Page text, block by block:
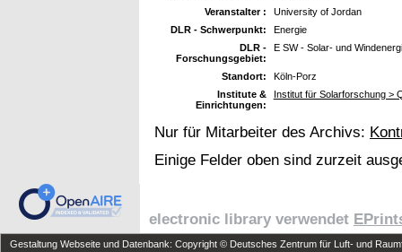
Veranstalter :
University of Jordan
DLR - Schwerpunkt:
Energie
DLR -
Forschungsgebiet:
E SW - Solar- und
Standort:
Köln-Porz
Institute &
Einrichtungen:
Institut für Solarforschung >
Nur für Mitarbeiter des Archivs:
Einige Felder oben sind zurzeit
electronic library verwendet
Gestaltung Webseite und Datenbank: Copyright © Deutsches Zentrum für Luft- und